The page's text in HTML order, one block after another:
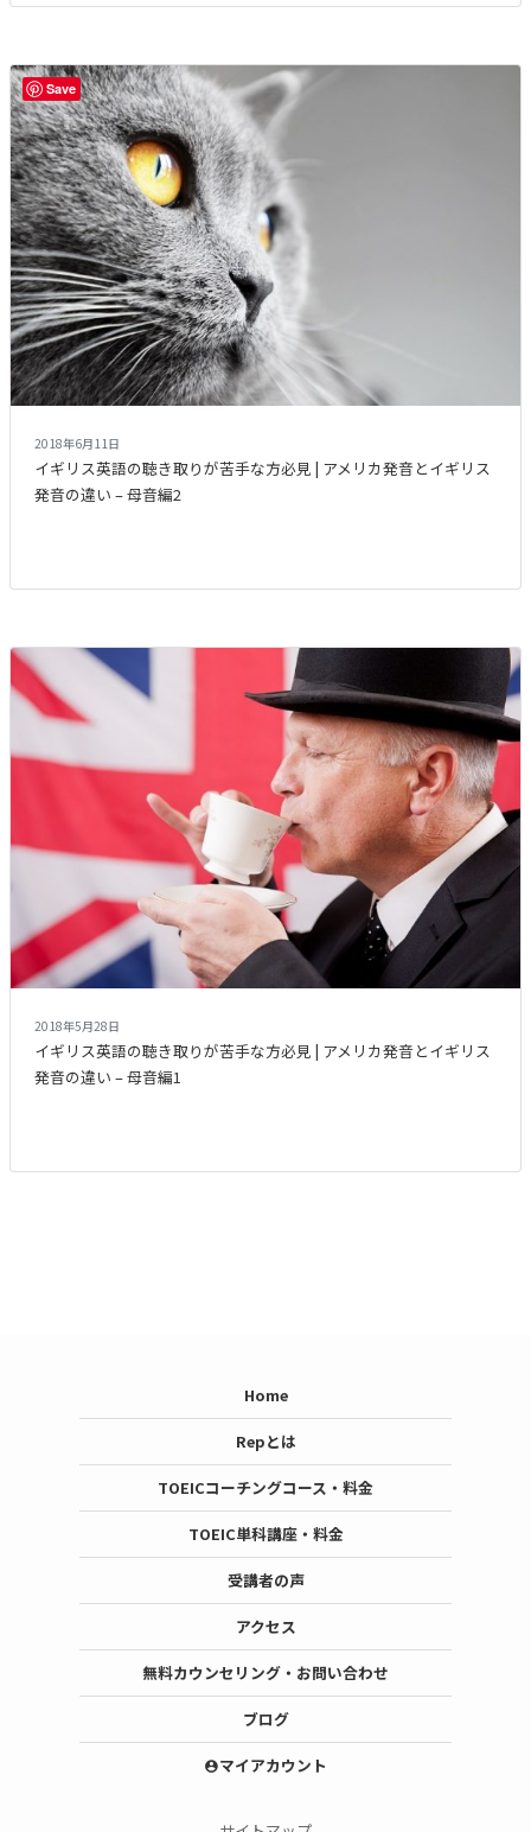
2018年6月11日
イギリス英語の聴き取りが苦手な方必見 | アメリカ発音とイギリス
発音の違い – 母音編2
2018年5月28日
イギリス英語の聴き取りが苦手な方必見 | アメリカ発音とイギリス
発音の違い – 母音編1
Home
Repとは
TOEICコーチングコース・料金
TOEIC単科講座・料金
受講者の声
アクセス
無料カウンセリング・お問い合わせ
ブログ
account_circleマイアカウント
Save